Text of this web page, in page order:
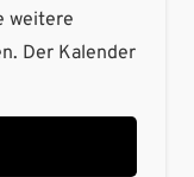
weitere
Der Kalender